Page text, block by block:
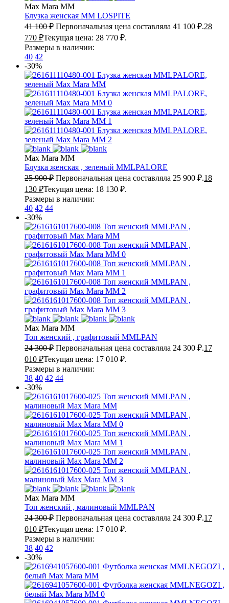
Max Mara MM
Блузка женская MM LOSPITE
41 100₽ Первоначальная цена составляла 41 100 ₽.28
770 ₽Текущая цена: 28 770 ₽.
Размеры в наличии:
40 42
-30%
Max Mara MM
Блузка женская , зеленый MMLPALORE
25 900₽ Первоначальная цена составляла 25 900 ₽.18
130 ₽Текущая цена: 18 130 ₽.
Размеры в наличии:
40 42 44
-30%
Max Mara MM
Топ женский , графитовый MMLPAN
24 300₽ Первоначальная цена составляла 24 300 ₽.17
010 ₽Текущая цена: 17 010 ₽.
Размеры в наличии:
38 40 42 44
-30%
Max Mara MM
Топ женский , малиновый MMLPAN
24 300₽ Первоначальная цена составляла 24 300 ₽.17
010 ₽Текущая цена: 17 010 ₽.
Размеры в наличии:
38 40 42
-30%